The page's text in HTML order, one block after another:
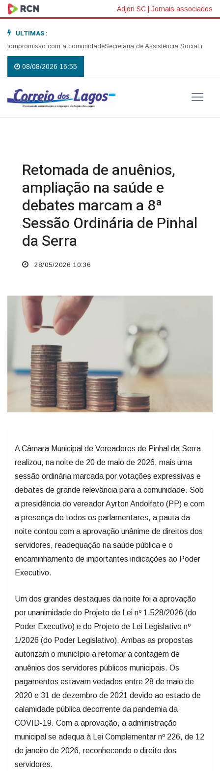
Adjori SC | Jornais associados
ULTIMAS :
com a comunidadeSecretaria de Assistência Social realiza
08/08/2026 16:55
Retomada de anuênios,
ampliação na saúde e
debates marcam a 8ª
Sessão Ordinária de Pinhal
da Serra
28/05/2026 10:36
A Câmara Municipal de Vereadores de Pinhal da Serra
realizou, na noite de 20 de maio de 2026, mais uma
sessão ordinária marcada por votações expressivas e
debates de grande relevância para a comunidade. Sob
a presidência do vereador Ayrton Andolfato (PP) e com
a presença de todos os parlamentares, a pauta da
noite contou com a aprovação unânime de direitos dos
servidores, readequação na saúde pública e o
encaminhamento de importantes indicações ao Poder
Executivo.
Um dos grandes destaques da noite foi a aprovação
por unanimidade do Projeto de Lei nº 1.528/2026 (do
Poder Executivo) e do Projeto de Lei Legislativo nº
1/2026 (do Poder Legislativo). Ambas as propostas
autorizam o município a retomar a contagem de
anuênios dos servidores públicos municipais. Os
pagamentos estavam vedados entre 28 de maio de
2020 e 31 de dezembro de 2021 devido ao estado de
calamidade pública decorrente da pandemia da
COVID-19. Com a aprovação, a administração
municipal se adequa à Lei Complementar nº 226, de 12
de janeiro de 2026, reconhecendo o direito dos
servidores.